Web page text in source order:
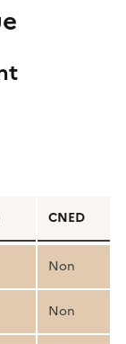
CNED
Non
Non